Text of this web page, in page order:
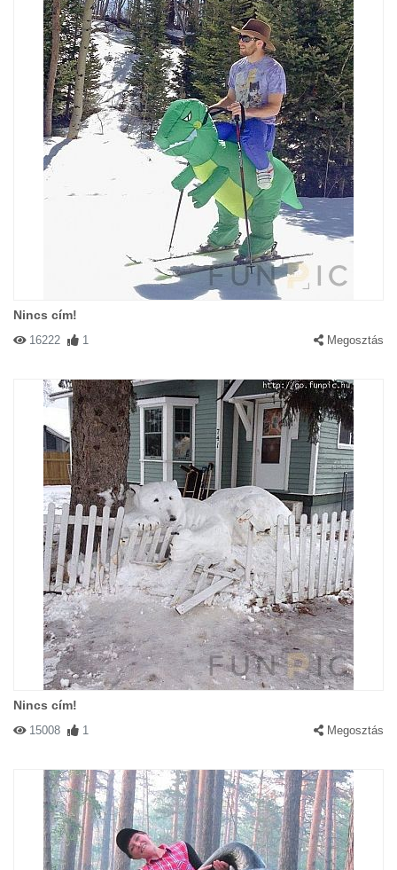
Nincs cím!
16222 1 Megosztás
Nincs cím!
15008 1 Megosztás